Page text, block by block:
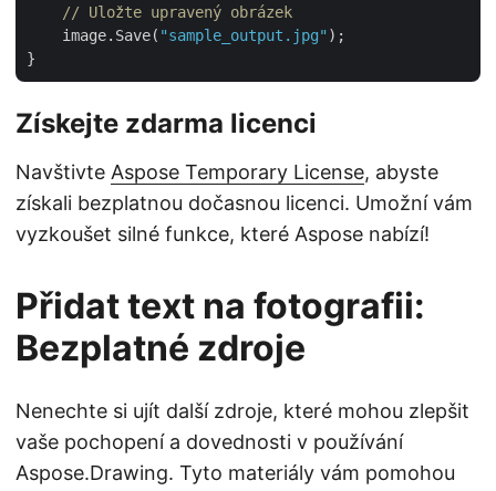
// Uložte upravený obrázek
    image.Save(
"sample_output.jpg" );
Získejte zdarma licenci
Navštivte Aspose Temporary License, abyste
získali bezplatnou dočasnou licenci. Umožní vám
vyzkoušet silné funkce, které Aspose nabízí!
Přidat text na fotografii:
Bezplatné zdroje
Nenechte si ujít další zdroje, které mohou zlepšit
vaše pochopení a dovednosti v používání
Aspose.Drawing. Tyto materiály vám pomohou